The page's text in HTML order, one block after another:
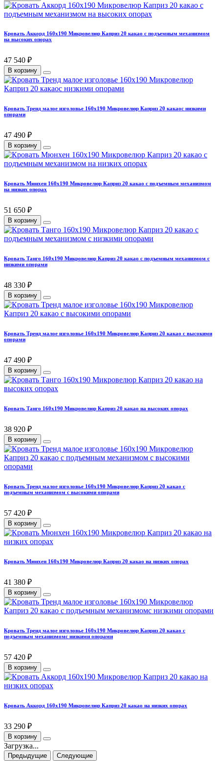
Кровать Аккорд 160х190 Микровелюр Каприз 20 какао с подъемным механизмом
на высоких опорах
47 540 ₽
В корзину
Кровать Тренд малое изголовье 160х190 Микровелюр Каприз 20 какаос низкими
опорами
47 490 ₽
В корзину
Кровать Мюнхен 160х190 Микровелюр Каприз 20 какао с подъемным механизмом
на низких опорах
51 650 ₽
В корзину
Кровать Танго 160х190 Микровелюр Каприз 20 какао с подъемным механизмом с
низкими опорами
48 330 ₽
В корзину
Кровать Тренд малое изголовье 160х190 Микровелюр Каприз 20 какао с высокими
опорами
47 490 ₽
В корзину
Кровать Танго 160х190 Микровелюр Каприз 20 какао на высоких опорах
38 920 ₽
В корзину
Кровать Тренд малое изголовье 160х190 Микровелюр Каприз 20 какао с
подъемным механизмом с высокими опорами
57 420 ₽
В корзину
Кровать Мюнхен 160х190 Микровелюр Каприз 20 какао на низких опорах
41 380 ₽
В корзину
Кровать Тренд малое изголовье 160х190 Микровелюр Каприз 20 какао с
подъемным механизмомс низкими опорами
57 420 ₽
В корзину
Кровать Аккорд 160х190 Микровелюр Каприз 20 какао на низких опорах
33 290 ₽
В корзину
Загрузка...
Предыдущие Следующие